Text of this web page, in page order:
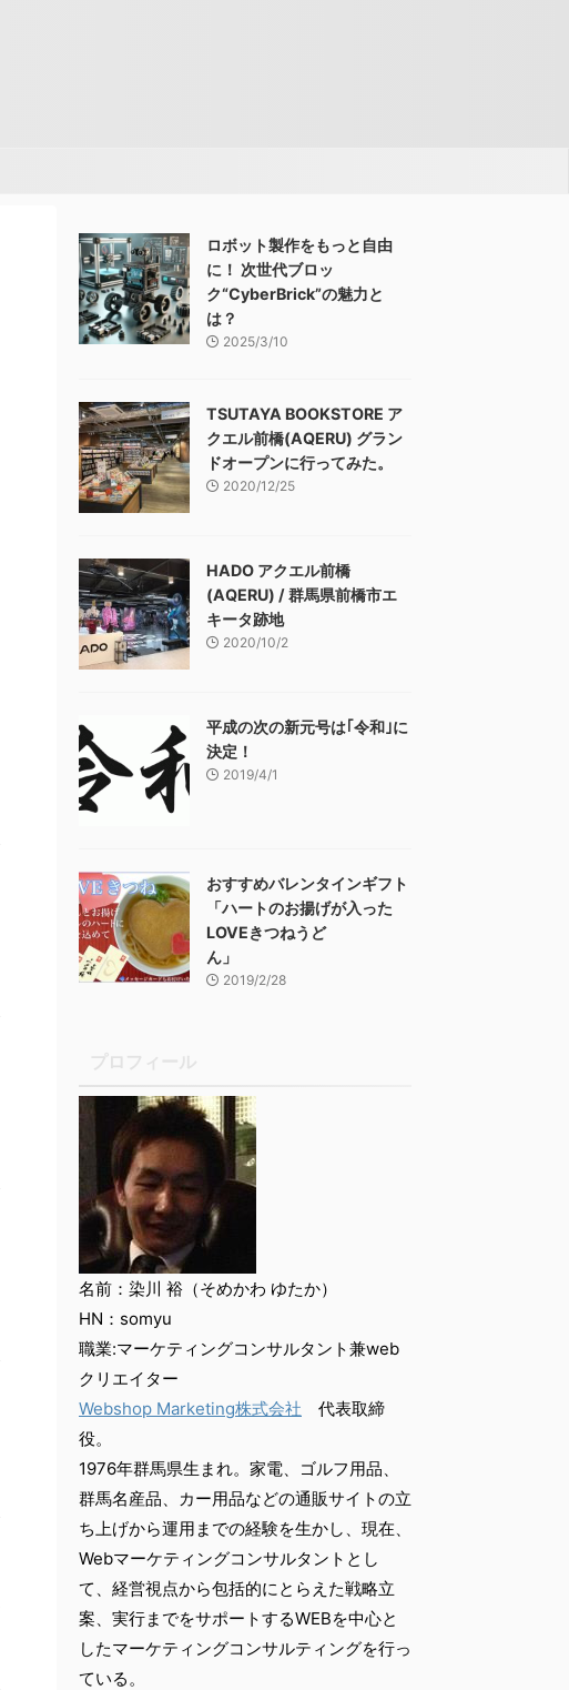
ロボット製作をもっと自由
に！ 次世代ブロッ
ク“CyberBrick”の魅力と
は？
2025/3/10
TSUTAYA BOOKSTORE ア
クエル前橋(AQERU) グラン
ドオープンに行ってみた。
2020/12/25
HADO アクエル前橋
(AQERU) / 群馬県前橋市エ
キータ跡地
2020/10/2
平成の次の新元号は｢令和｣に
決定！
2019/4/1
おすすめバレンタインギフト
「ハートのお揚げが入った
LOVEきつねうど
ん」
2019/2/28
名前：染川 裕（そめかわ ゆたか）
HN：somyu
職業:マーケティングコンサルタント兼web
クリエイター
Webshop Marketing株式会社 代表取締
役。
1976年群馬県生まれ。家電、ゴルフ用品、
群馬名産品、カー用品などの通販サイトの立
ち上げから運用までの経験を生かし、現在、
Webマーケティングコンサルタントとし
て、経営視点から包括的にとらえた戦略立
案、実行までをサポートするWEBを中心と
したマーケティングコンサルティングを行っ
ている。